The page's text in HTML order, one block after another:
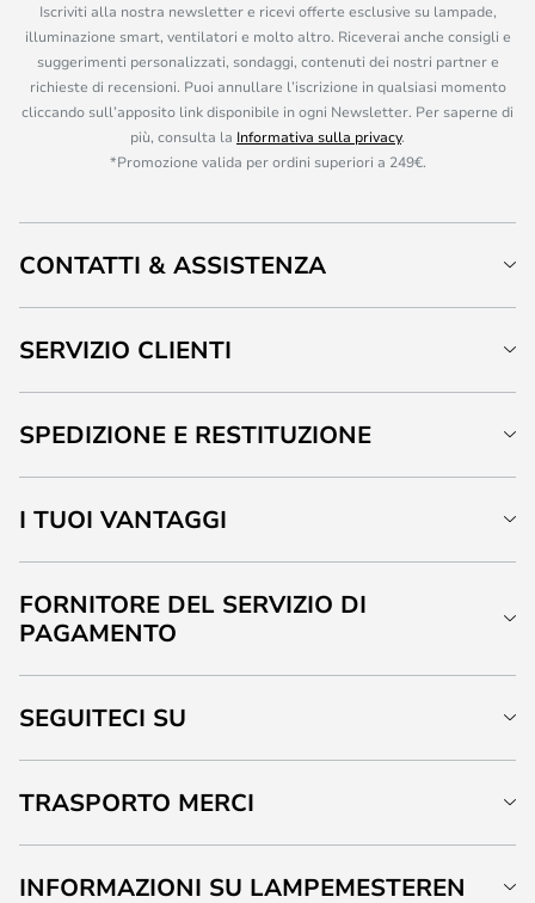
Iscriviti alla nostra newsletter e ricevi offerte esclusive su lampade,
illuminazione smart, ventilatori e molto altro. Riceverai anche consigli e
suggerimenti personalizzati, sondaggi, contenuti dei nostri partner e
richieste di recensioni. Puoi annullare l’iscrizione in qualsiasi momento
cliccando sull’apposito link disponibile in ogni Newsletter. Per saperne di
più, consulta la Informativa sulla privacy.
*Promozione valida per ordini superiori a 249€.
CONTATTI & ASSISTENZA
SERVIZIO CLIENTI
SPEDIZIONE E RESTITUZIONE
I TUOI VANTAGGI
FORNITORE DEL SERVIZIO DI
PAGAMENTO
SEGUITECI SU
TRASPORTO MERCI
INFORMAZIONI SU LAMPEMESTEREN